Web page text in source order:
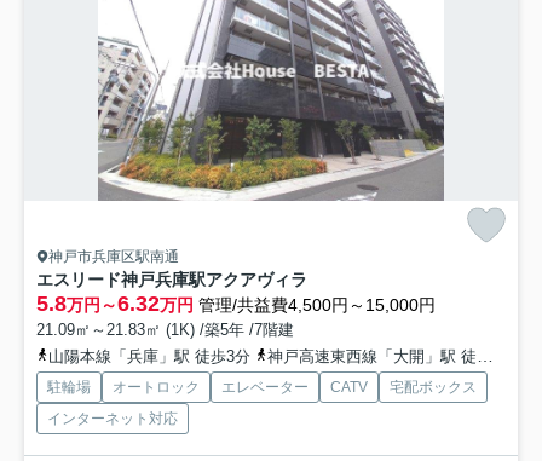
神戸市兵庫区駅南通
エスリード神戸兵庫駅アクアヴィラ
5.8万円～6.32万円 管理/共益費4,500円～15,000円
21.09㎡～21.83㎡ (1K) /築5年 /7階建
山陽本線「兵庫」駅 徒歩3分
神戸高速東西線「大開」駅 徒歩8分
駐輪場 オートロック エレベーター CATV
宅配ボックス
インターネット対応